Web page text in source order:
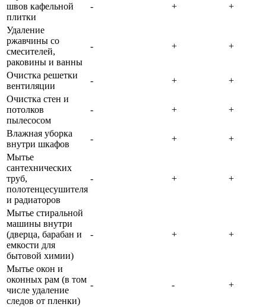
швов кафельной
плитки
- + +
Удаление
ржавчины со
смесителей,
раковины и ванны
- + +
Очистка решетки
вентиляции
- +
+
Очистка стен и
потолков
пылесосом
- + +
Влажная уборка
внутри шкафов
- +
+
Мытье
сантехнических
труб,
полотенцесушителя
и радиаторов
- + +
Мытье стиральной
машины внутри
(дверца, барабан и
емкости для
бытовой химии)
- + +
Мытье окон и
оконных рам (в том
числе удаление
следов от пленки)
- - +